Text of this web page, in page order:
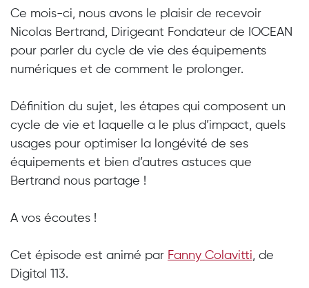
Ce mois-ci, nous avons le plaisir de recevoir
Nicolas Bertrand, Dirigeant Fondateur de IOCEAN
pour parler du cycle de vie des équipements
numériques et de comment le prolonger.
Définition du sujet, les étapes qui composent un
cycle de vie et laquelle a le plus d’impact, quels
usages pour optimiser la longévité de ses
équipements et bien d’autres astuces que
Bertrand nous partage !
A vos écoutes !
Cet épisode est animé par Fanny Colavitti, de
Digital 113.